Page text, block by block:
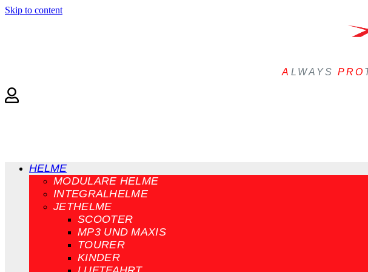
Skip to content
A LWAYSPRO
HELME
MODULARE HELME
INTEGRALHELME
JETHELME
SCOOTER
MP3 UND MAXIS
TOURER
KINDER